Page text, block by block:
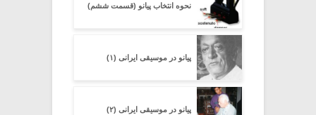
نحوه انتخاب پیانو (قسمت ششم)
پیانو در موسیقی ایرانی (۱)
پیانو در موسیقی ایرانی (۲)